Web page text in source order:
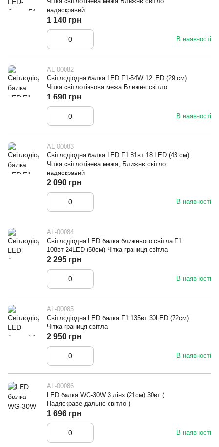
надяскравий
В наявності
1 140 грн
AL-00082
Світлодіодна балка LED F1-54W 12LED (29 см)
Чітка світлотіньова межа Ближнє світло
В наявності
1 690 грн
AL-00083
Світлодіодна балка LED F1 81вт 18 LED (43 см)
Чітка світлотінева межа, Ближнє світло
надяскравий
В наявності
2 090 грн
AL-00084
Світлодіодна LED балка ближнього світла F1
108вт 24LED (58см) Чітка границя світла
В наявності
2 295 грн
AL-00085
Світлодіодна LED балка F1 135вт 30LED (72см)
Чітка границя світла
В наявності
2 950 грн
AL-00086
LED балка WG-30W 3 лінз (21см) 30вт (
Надяскраве дальнє світло )
В наявності
1 696 грн